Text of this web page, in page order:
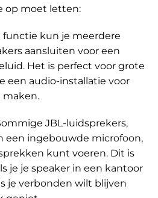
op moet letten:
functie kun je meerdere
aansluiten voor een
Het is perfect voor grote
een audio-installatie voor
maken.
JBL-luidsprekers,
een ingebouwde microfoon,
kunt voeren. Dit is
je je speaker in een kantoor
je verbonden wilt blijven